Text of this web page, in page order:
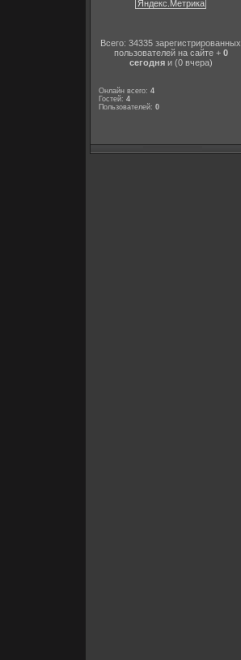
Всего: 34335 зарегистрированных
пользователей на сайте + 0
сегодняи (0 вчера)
Онлайн всего: 4
Гостей: 4
Пользователей: 0